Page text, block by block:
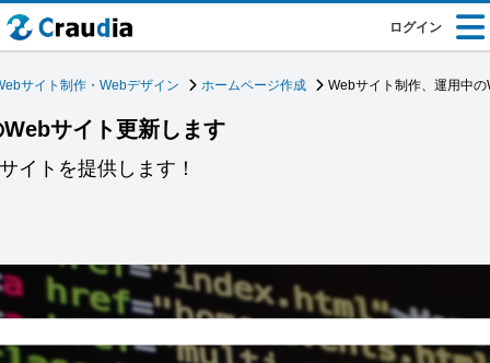
ログイン
サイト制作・Webデザイン ホームページ作成 Webサイト制作、運用中
サイト更新します
イトを提供します！